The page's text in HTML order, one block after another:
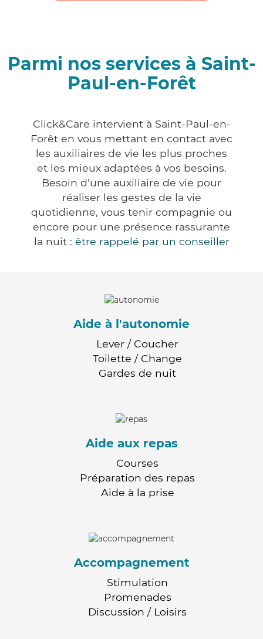
Parmi nos services à Saint-
Paul-en-Forêt
Click&Care intervient à Saint-Paul-en-
Forêt en vous mettant en contact avec
les auxiliaires de vie les plus proches
et les mieux adaptées à vos besoins.
Besoin d'une auxiliaire de vie pour
réaliser les gestes de la vie
quotidienne, vous tenir compagnie ou
encore pour une présence rassurante
la nuit : être rappelé par un conseiller
Aide à l'autonomie
Lever / Coucher
Toilette / Change
Gardes de nuit
Aide aux repas
Courses
Préparation des repas
Aide à la prise
Accompagnement
Stimulation
Promenades
Discussion / Loisirs